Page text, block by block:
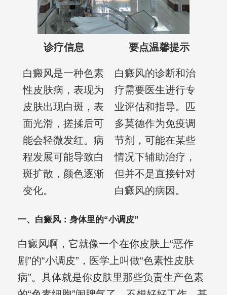
诊疗信息 要点温馨提示
白癜风是一种色素
性皮肤病，表现为
皮肤出现白斑，表
面光滑，搓揉后可
能会轻微发红。病
程发展可能导致白
斑扩散，颜色逐渐
变化。
白癜风的诊断和治
疗需要医生进行专
业评估和指导。匹
多莫德作为免疫调
节剂，可能在某些
情况下辅助治疗，
但并不是直接针对
白癜风的病因。
一、白癜风：身体里的“小调皮”
白癜风啊，它就像一个在你皮肤上“恶作
剧”的“小调皮”，医学上叫做“色素性皮肤
病”。具体就是你皮肤里那些负责生产色素